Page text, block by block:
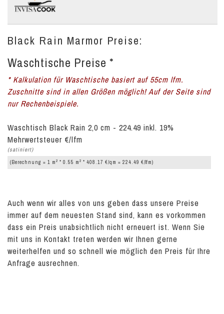
Black Rain Marmor Preise:
Waschtische Preise *
* Kalkulation für Waschtische basiert auf 55cm lfm.
Zuschnitte sind in allen Größen möglich! Auf der Seite sind
nur Rechenbeispiele.
Waschtisch Black Rain 2,0 cm - 224.49 inkl. 19%
Mehrwertsteuer €/lfm
(satiniert)
(Berechnung = 1 m 2 * 0.55 m 2 * 408.17 €/qm = 224.49 €/lfm)
Auch wenn wir alles von uns geben dass unsere Preise
immer auf dem neuesten Stand sind, kann es vorkommen
dass ein Preis unabsichtlich nicht erneuert ist. Wenn Sie
mit uns in Kontakt treten werden wir Ihnen gerne
weiterhelfen und so schnell wie möglich den Preis für Ihre
Anfrage ausrechnen.